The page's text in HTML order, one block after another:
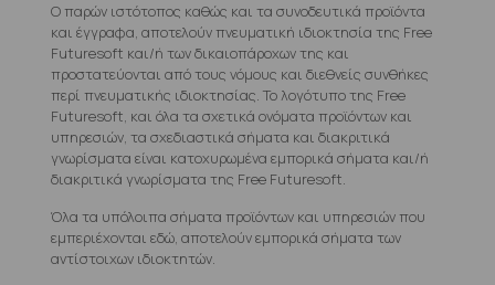
Ο παρών ιστότοπος καθώς και τα συνοδευτικά προϊόντα
και έγγραφα, αποτελούν πνευματική ιδιοκτησία της Free
Futuresoft και/ή των δικαιοπάροχων της και
προστατεύονται από τους νόμους και διεθνείς συνθήκες
περί πνευματικής ιδιοκτησίας. Το λογότυπο της Free
Futuresoft, και όλα τα σχετικά ονόματα προϊόντων και
υπηρεσιών, τα σχεδιαστικά σήματα και διακριτικά
γνωρίσματα είναι κατοχυρωμένα εμπορικά σήματα και/ή
διακριτικά γνωρίσματα της Free Futuresoft.
Όλα τα υπόλοιπα σήματα προϊόντων και υπηρεσιών που
εμπεριέχονται εδώ, αποτελούν εμπορικά σήματα των
αντίστοιχων ιδιοκτητών.